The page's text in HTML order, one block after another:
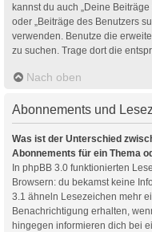
kannst du auch „Deine
oder „Beiträge des Benutzers
verwenden. Benutze die
zu suchen. Trage dort die
Nach oben
Abonnements und
Was ist der Unterschied
Abonnements für ein Thema
In phpBB 3.0 funktionierten
Browsern: du bekamst keine
3.1 ähneln Lesezeichen mehr
Benachrichtigung erhalten,
hingegen informieren dich bei